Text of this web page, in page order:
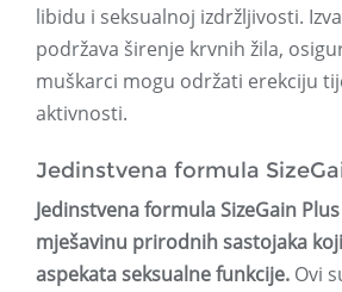
libidu i seksualnoj izdržljivosti.
podržava širenje krvnih žila,
muškarci mogu održati erekciju
aktivnosti.
Jedinstvena formula
Jedinstvena formula SizeGain
mješavinu prirodnih sastojaka
aspekata seksualne funkcije. Ovi